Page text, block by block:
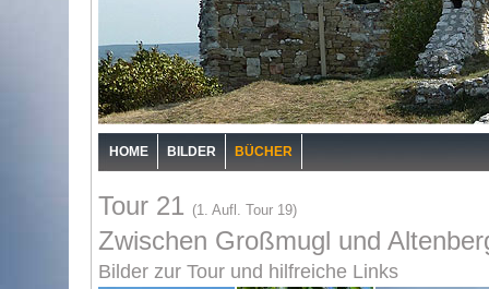
HOME BILDER BÜCHER
Tour 21 (1. Aufl. Tour 19)
Zwischen Großmugl und
Bilder zur Tour und hilfreiche Links